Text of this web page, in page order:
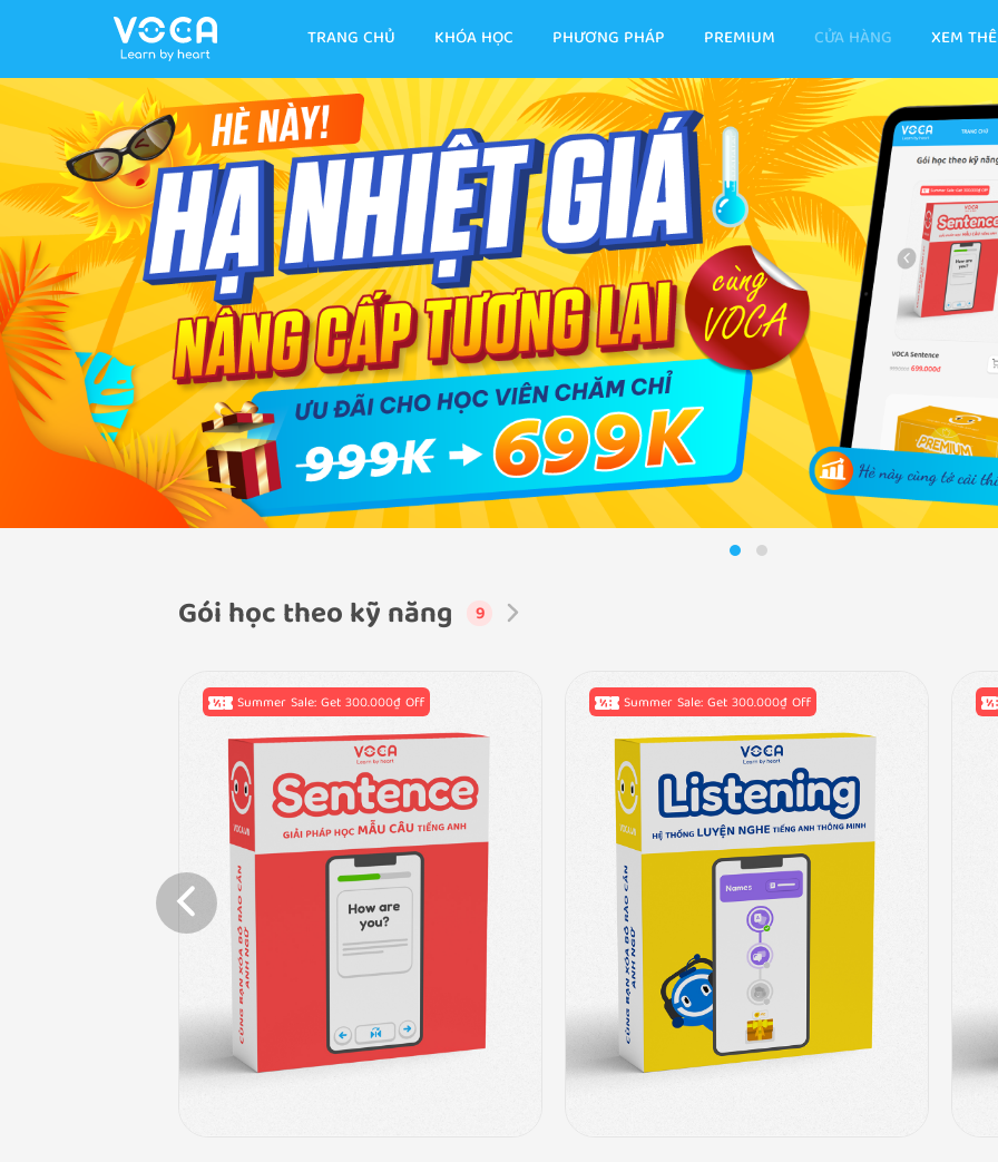
XEM
CỬA HÀNG
PREMIUM
PHƯƠNG PHÁP
KHÓA HỌC
TRANG CHỦ
Gói học theo kỹ năng 9
Summer Sale: Get 300.000₫ Off Summer Sale: Get 300.000₫ Off